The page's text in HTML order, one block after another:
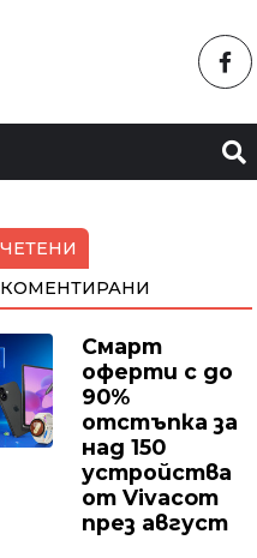
Смарт
оферти с до
90%
отстъпка за
над 150
устройства
от Vivacom
през август